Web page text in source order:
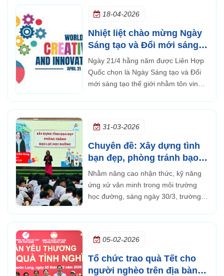
đơn giản nhưng đóng vai trò quan
trọng...
18-04-2026
Nhiệt liệt chào mừng Ngày
Sáng tạo và Đổi mới sáng
tạo thế giới - 21/4/2026
Ngày 21/4 hằng năm được Liên Hợp
Quốc chọn là Ngày Sáng tạo và Đổi
mới sáng tạo thế giới nhằm tôn vinh
31-03-2026
Chuyên đề: Xây dựng tình
bạn đẹp, phòng tránh bạo
lực học đường
Nhằm nâng cao nhận thức, kỹ năng
ứng xử văn minh trong môi trường
học đường, sáng ngày 30/3, trường
đường dành cho học sinh toàn
trường.
05-02-2026
Tổ chức trao quà Tết cho
người nghèo trên địa bàn